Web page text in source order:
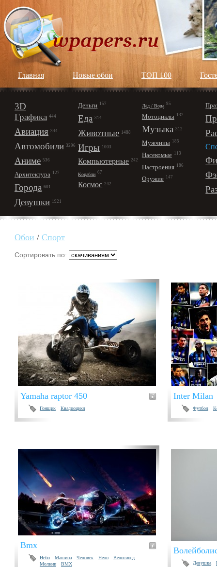
Главная Новые обои ТОП 100
3D
Графика 444
Авиация 344
Автомобили 3296
Аниме 536
Архитектура 127
Города 601
Девушки 1921
Деньги 157
Еда 314
Животные 1488
Игры 1003
Компьютерные 242
Корабли 67
Космос 242
Лёд / Вода 95
Мотоциклы 132
Музыка 312
Мужчины 185
Насекомые 113
Настроения 186
Оружие 147
Обои / Спорт
Сортировать по:
Yamaha raptor 450
Гонщик Квадроцикл
Inter Milan
Футбол
Bmx
Небо Машина Человек Неон
Велосипед
Молнии
BMX Девушка